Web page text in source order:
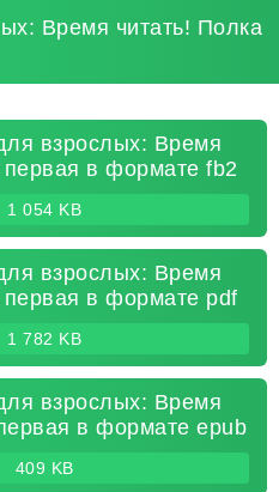
Время читать! Полка
взрослых: Время
первая в формате fb2
1 054 KB
взрослых: Время
первая в формате pdf
1 782 KB
взрослых: Время
в формате epub
409 KB